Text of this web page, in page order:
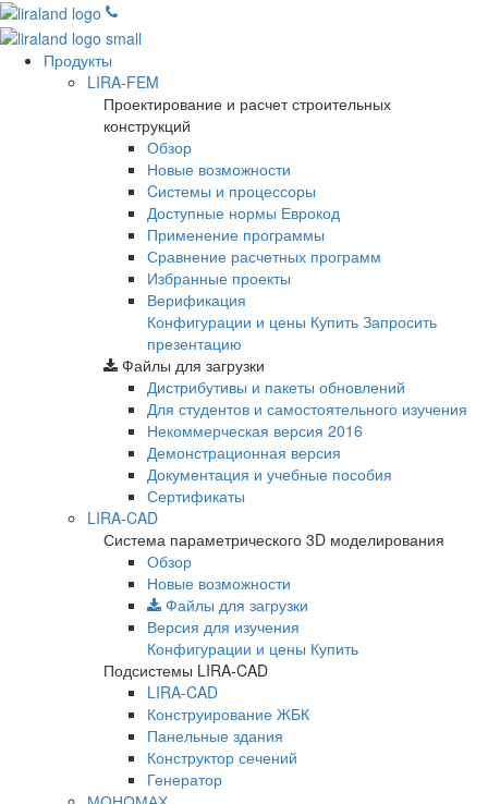
Продукты
LIRA-FEM
Проектирование и расчет строительных
конструкций
Обзор
Новые возможности
Cистемы и процессоры
Доступные нормы Еврокод
Применение программы
Сравнение расчетных программ
Избранные проекты
Верификация
Конфигурации и цены Купить Запросить
презентацию
Файлы для загрузки
Дистрибутивы и пакеты обновлений
Для студентов и самостоятельного изучения
Некоммерческая версия 2016
Демонстрационная версия
Документация и учебные пособия
Сертификаты
LIRA-CAD
Система параметрического 3D моделирования
Обзор
Новые возможности
Файлы для загрузки
Версия для изучения
Конфигурации и цены Купить
Подсистемы LIRA-CAD
LIRA-CAD
Конструирование ЖБК
Панельные здания
Конструктор сечений
Генератор